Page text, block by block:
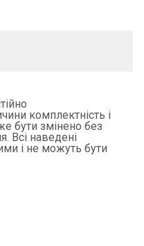
комплектність і
бути змінено без
Всі наведені
і не можуть бути